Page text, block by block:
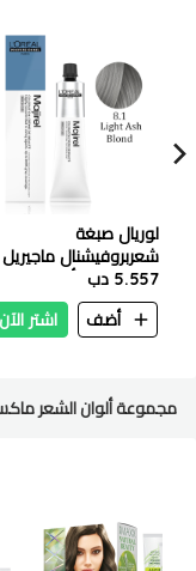
لوريال صبغة
شعربروفيشنال ماجيريل
فاتح
5.557 دب
أضف
اشتر الآن
مجموعة ألوان الشعر